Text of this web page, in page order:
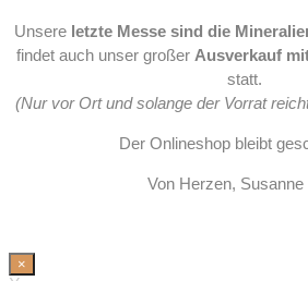
Unsere letzte Messe sind die
findet auch unser großer Ausverkauf
statt.
(Nur vor Ort und solange der Vorrat
Der Onlineshop bleibt
Von Herzen, Susanne
×